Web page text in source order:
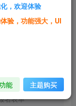
名表单
，欢迎体验
验，功能强大，UI
能 主题购买